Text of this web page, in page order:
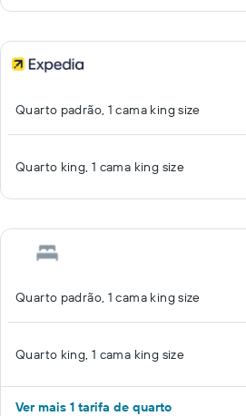
Quarto padrão, 1 cama king size
Quarto king, 1 cama king size
Quarto padrão, 1 cama king size
Quarto king, 1 cama king size
Ver mais 1 tarifa de quarto